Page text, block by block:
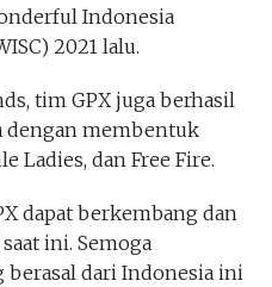
Indonesia
2021 lalu.
tim GPX juga berhasil
dengan membentuk
Ladies, dan Free Fire.
dapat berkembang dan
ini. Semoga
berasal dari Indonesia ini